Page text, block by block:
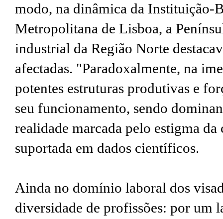
modo, na dinâmica da Instituição-
Metropolitana de Lisboa, a
industrial da Região Norte
afectadas. "Paradoxalmente, na
potentes estruturas produtivas e
seu funcionamento, sendo
realidade marcada pelo estigma
suportada em dados científicos.
Ainda no domínio laboral dos
diversidade de profissões: por um